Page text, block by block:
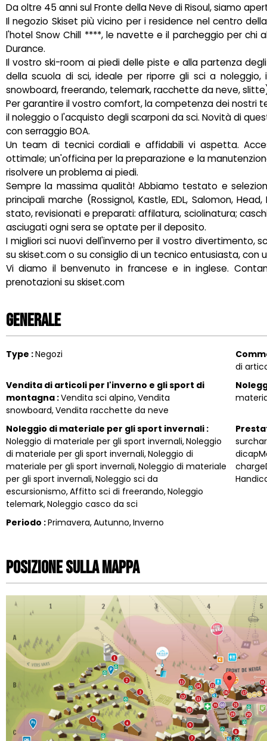
Da oltre 45 anni sul Fronte della Neve di Risoul, siamo
Il negozio Skiset più vicino per i residence nel centro
l'hotel Snow Chill ****, le navette e il parcheggio per chi
Durance.
Il vostro ski-room ai piedi delle piste e alla partenza
della scuola di sci, ideale per riporre gli sci a
snowboard, freerando, telemark, racchette da neve,
Per garantire il vostro comfort, la competenza dei nostri
il noleggio o l'acquisto degli scarponi da sci. Novità di
con serraggio BOA.
Un team di tecnici cordiali e affidabili vi aspetta.
ottimale; un'officina per la preparazione e la
risolvere un problema ai piedi.
Sempre la massima qualità! Abbiamo testato e
principali marche (Rossignol, Kastle, EDL, Salomon,
stato, revisionati e preparati: affilatura, sciolinatura;
asciugati ogni sera se optate per il deposito.
I migliori sci nuovi dell'inverno per il vostro divertimento,
su skiset.com o su consiglio di un tecnico entusiasta, con
Vi diamo il benvenuto in francese e in inglese.
prenotazioni su skiset.com
Generale
Type :Negozi
di
Vendita di articoli per l'inverno e gli sport di
montagna :Vendita sci alpino Vendita
snowboard Vendita racchette da neve
Noleggio di materiale per gli sport invernali :
Noleggio di materiale per gli sport invernali Noleggio
di materiale per gli sport invernali Noleggio di
materiale per gli sport invernali Noleggio di materiale
per gli sport invernali Noleggio sci da
escursionismo Affitto sci di freerando Noleggio
telemark Noleggio casco da sci
Periodo :Primavera Autunno Inverno
Posizione sulla mappa